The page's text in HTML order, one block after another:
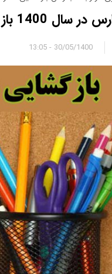
1400 باز می شوند؟
30/05/1400 - 13:05